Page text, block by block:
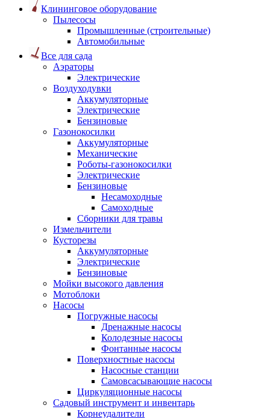
Клининговое оборудование
Пылесосы
Промышленные (строительные)
Автомобильные
Все для сада
Аэраторы
Электрические
Воздуходувки
Аккумуляторные
Электрические
Бензиновые
Газонокосилки
Аккумуляторные
Механические
Роботы-газонокосилки
Электрические
Бензиновые
Несамоходные
Самоходные
Сборники для травы
Измельчители
Кусторезы
Аккумуляторные
Электрические
Бензиновые
Мойки высокого давления
Мотоблоки
Насосы
Погружные насосы
Дренажные насосы
Колодезные насосы
Фонтанные насосы
Поверхностные насосы
Насосные станции
Самовсасывающие насосы
Циркуляционные насосы
Садовый инструмент и инвентарь
Корнеудалители